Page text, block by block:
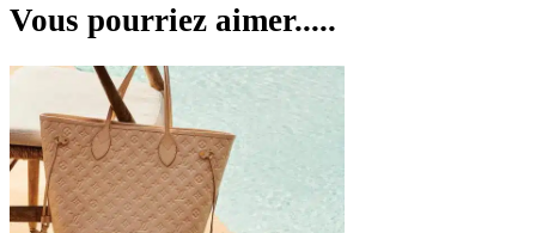
Vous pourriez aimer.....